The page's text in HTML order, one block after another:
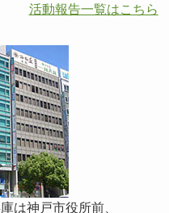
活動報告一覧はこちら
は神戸市役所前、